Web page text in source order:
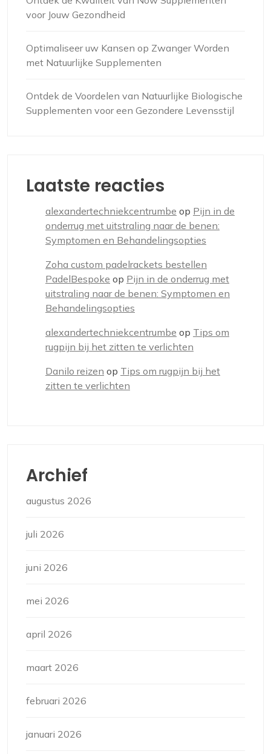
voor Jouw Gezondheid
Optimaliseer uw Kansen op Zwanger Worden
met Natuurlijke Supplementen
Ontdek de Voordelen van Natuurlijke Biologische
Supplementen voor een Gezondere Levensstijl
Laatste reacties
alexandertechniekcentrumbe op Pijn in de
onderrug met uitstraling naar de benen:
Symptomen en Behandelingsopties
Zoha custom padelrackets bestellen
PadelBespoke op Pijn in de onderrug met
uitstraling naar de benen: Symptomen en
Behandelingsopties
alexandertechniekcentrumbe op Tips om
rugpijn bij het zitten te verlichten
Danilo reizen op Tips om rugpijn bij het
zitten te verlichten
Archief
augustus 2026
juli 2026
juni 2026
mei 2026
april 2026
maart 2026
februari 2026
januari 2026